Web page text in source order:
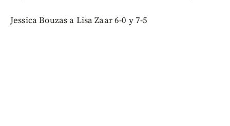
Jessica Bouzas a Lisa Zaar 6-0 y 7-5